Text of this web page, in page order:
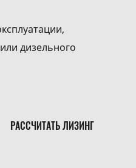
дизельного
РАССЧИТАТЬ ЛИЗИНГ